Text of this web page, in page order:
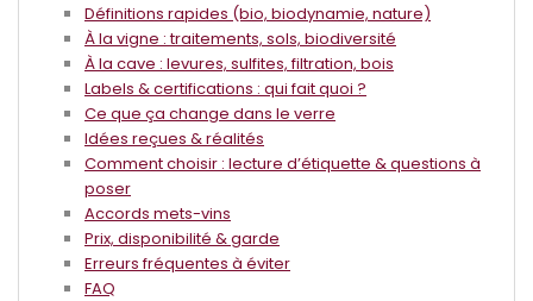
Définitions rapides (bio, biodynamie, nature)
À la vigne : traitements, sols, biodiversité
À la cave : levures, sulfites, filtration, bois
Labels & certifications : qui fait quoi ?
Ce que ça change dans le verre
Idées reçues & réalités
Comment choisir : lecture d’étiquette & questions à
poser
Accords mets-vins
Prix, disponibilité & garde
Erreurs fréquentes à éviter
FAQ